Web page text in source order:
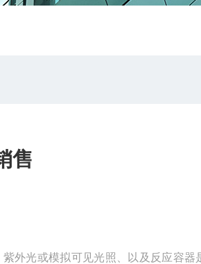
售
外光或模拟可见光照、以及反应容器